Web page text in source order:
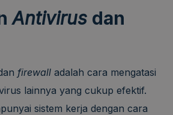
Antivirus dan
firewall adalah cara mengatasi
lainnya yang cukup efektif.
sistem kerja dengan cara